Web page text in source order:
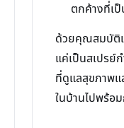
ตกค้างที่เ
ด้วยคุณสมบัติเ
แค่เป็นสเปร
ที่ดูแลสุขภาพ
ในบ้านไปพร้อ